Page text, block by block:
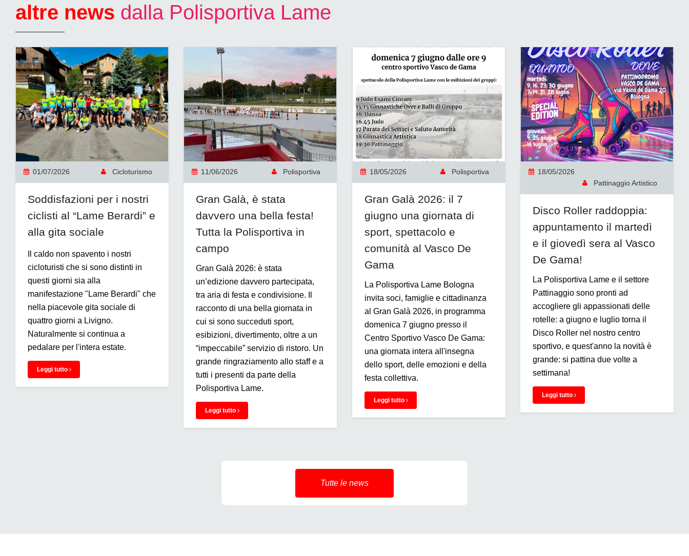
altre news dalla Polisportiva Lame
01/07/2026 Cicloturismo
Soddisfazioni per i nostri
ciclisti al “Lame Berardi” e
alla gita sociale
Il caldo non spavento i nostri
cicloturisti che si sono distinti in
questi giorni sia alla
manifestazione "Lame Berardi" che
nella piacevole gita sociale di
quattro giorni a Livigno.
Naturalmente si continua a
pedalare per l'intera estate.
Leggi tutto
11/06/2026 Polisportiva
Gran Galà, è stata
davvero una bella festa!
Tutta la Polisportiva in
campo
Gran Galà 2026: è stata
un’edizione davvero partecipata,
tra aria di festa e condivisione. Il
racconto di una bella giornata in
cui si sono succeduti sport,
esibizioni, divertimento, oltre a un
“impeccabile” servizio di ristoro. Un
grande ringraziamento allo staff e a
tutti i presenti da parte della
Polisportiva Lame.
Leggi tutto
18/05/2026 Polisportiva
Gran Galà 2026: il 7
giugno una giornata di
sport, spettacolo e
comunità al Vasco De
Gama
La Polisportiva Lame Bologna
invita soci, famiglie e cittadinanza
al Gran Galà 2026, in programma
domenica 7 giugno presso il
Centro Sportivo Vasco De Gama:
una giornata intera all'insegna
dello sport, delle emozioni e della
festa collettiva.
Leggi tutto
18/05/2026
Pattinaggio Artistico
Disco Roller raddoppia:
appuntamento il martedì
e il giovedì sera al Vasco
De Gama!
La Polisportiva Lame e il settore
Pattinaggio sono pronti ad
accogliere gli appassionati delle
rotelle: a giugno e luglio torna il
Disco Roller nel nostro centro
sportivo, e quest'anno la novità è
grande: si pattina due volte a
settimana!
Leggi tutto
Tutte le news